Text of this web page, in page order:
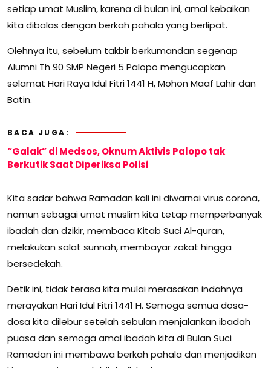
setiap umat Muslim, karena di bulan ini, amal kebaikan
kita dibalas dengan berkah pahala yang berlipat.
Olehnya itu, sebelum takbir berkumandan segenap
Alumni Th 90 SMP Negeri 5 Palopo mengucapkan
selamat Hari Raya Idul Fitri 1441 H, Mohon Maaf Lahir dan
Batin.
BACA JUGA:
“Galak” di Medsos, Oknum Aktivis Palopo tak
Berkutik Saat Diperiksa Polisi
Kita sadar bahwa Ramadan kali ini diwarnai virus corona,
namun sebagai umat muslim kita tetap memperbanyak
ibadah dan dzikir, membaca Kitab Suci Al-quran,
melakukan salat sunnah, membayar zakat hingga
bersedekah.
Detik ini, tidak terasa kita mulai merasakan indahnya
merayakan Hari Idul Fitri 1441 H. Semoga semua dosa-
dosa kita dilebur setelah sebulan menjalankan ibadah
puasa dan semoga amal ibadah kita di Bulan Suci
Ramadan ini membawa berkah pahala dan menjadikan